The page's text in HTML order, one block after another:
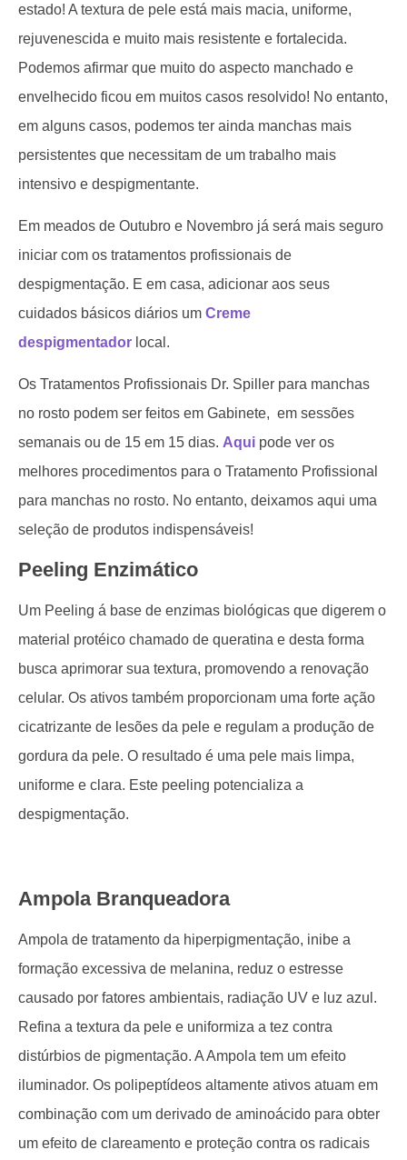
estado! A textura de pele está mais macia, uniforme,
rejuvenescida e muito mais resistente e fortalecida.
Podemos afirmar que muito do aspecto manchado e
envelhecido ficou em muitos casos resolvido! No entanto,
em alguns casos, podemos ter ainda manchas mais
persistentes que necessitam de um trabalho mais
intensivo e despigmentante.
Em meados de Outubro e Novembro já será mais seguro
iniciar com os tratamentos profissionais de
despigmentação. E em casa, adicionar aos seus
cuidados básicos diários um Creme
despigmentador local.
Os Tratamentos Profissionais Dr. Spiller para manchas
no rosto podem ser feitos em Gabinete, em sessões
semanais ou de 15 em 15 dias. Aqui pode ver os
melhores procedimentos para o Tratamento Profissional
para manchas no rosto. No entanto, deixamos aqui uma
seleção de produtos indispensáveis!
Peeling Enzimático
Um Peeling á base de enzimas biológicas que digerem o
material protéico chamado de queratina e desta forma
busca aprimorar sua textura, promovendo a renovação
celular. Os ativos também proporcionam uma forte ação
cicatrizante de lesões da pele e regulam a produção de
gordura da pele. O resultado é uma pele mais limpa,
uniforme e clara. Este peeling potencializa a
despigmentação.
Ampola Branqueadora
Ampola de tratamento da hiperpigmentação, inibe a
formação excessiva de melanina, reduz o estresse
causado por fatores ambientais, radiação UV e luz azul.
Refina a textura da pele e uniformiza a tez contra
distúrbios de pigmentação. A Ampola tem um efeito
iluminador. Os polipeptídeos altamente ativos atuam em
combinação com um derivado de aminoácido para obter
um efeito de clareamento e proteção contra os radicais